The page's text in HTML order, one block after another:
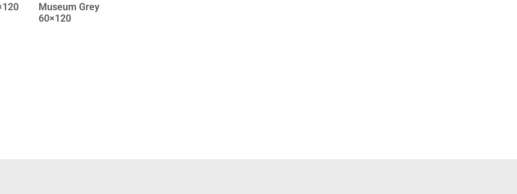
Museum Grey
60×120